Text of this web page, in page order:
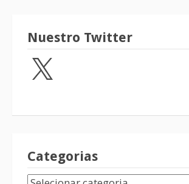
Nuestro Twitter
Categorias